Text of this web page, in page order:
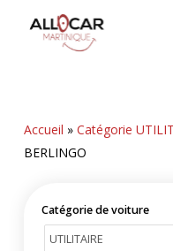
Accueil » Catégorie
BERLINGO
Catégorie de voiture